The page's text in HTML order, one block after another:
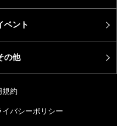
ベント
の他
規約
イバシーポリシー